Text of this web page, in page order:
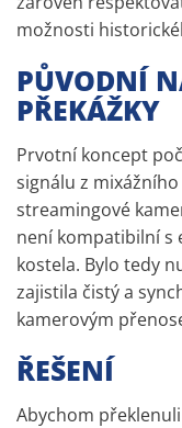
možnosti
PŮVODNÍ
PŘEKÁŽKY
Prvotní koncept
signálu z
streamingové
není kompatibilní s
kostela. Bylo tedy
zajistila čistý a
kamerovým
ŘEŠENÍ
Abychom